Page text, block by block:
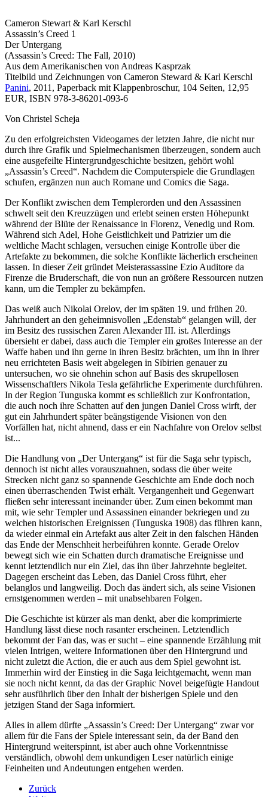
Cameron Stewart & Karl Kerschl
Assassin’s Creed 1
Der Untergang
(Assassin’s Creed: The Fall, 2010)
Aus dem Amerikanischen von Andreas Kasprzak
Titelbild und Zeichnungen von Cameron Steward & Karl Kerschl
Panini, 2011, Paperback mit Klappenbroschur, 104 Seiten, 12,95
EUR, ISBN 978-3-86201-093-6
Von Christel Scheja
Zu den erfolgreichsten Videogames der letzten Jahre, die nicht nur
durch ihre Grafik und Spielmechanismen überzeugen, sondern auch
eine ausgefeilte Hintergrundgeschichte besitzen, gehört wohl
„Assassin’s Creed“. Nachdem die Computerspiele die Grundlagen
schufen, ergänzen nun auch Romane und Comics die Saga.
Der Konflikt zwischen dem Templerorden und den Assassinen
schwelt seit den Kreuzzügen und erlebt seinen ersten Höhepunkt
während der Blüte der Renaissance in Florenz, Venedig und Rom.
Während sich Adel, Hohe Geistlichkeit und Patrizier um die
weltliche Macht schlagen, versuchen einige Kontrolle über die
Artefakte zu bekommen, die solche Konflikte lächerlich erscheinen
lassen. In dieser Zeit gründet Meisterassassine Ezio Auditore da
Firenze die Bruderschaft, die von nun an größere Ressourcen nutzen
kann, um die Templer zu bekämpfen.
Das weiß auch Nikolai Orelov, der im späten 19. und frühen 20.
Jahrhundert an den geheimnisvollen „Edenstab“ gelangen will, der
im Besitz des russischen Zaren Alexander III. ist. Allerdings
übersieht er dabei, dass auch die Templer ein großes Interesse an der
Waffe haben und ihn gerne in ihren Besitz brächten, um ihn in ihrer
neu errichteten Basis weit abgelegen in Sibirien genauer zu
untersuchen, wo sie ohnehin schon auf Basis des skrupellosen
Wissenschaftlers Nikola Tesla gefährliche Experimente durchführen.
In der Region Tunguska kommt es schließlich zur Konfrontation,
die auch noch ihre Schatten auf den jungen Daniel Cross wirft, der
gut ein Jahrhundert später beängstigende Visionen von den
Vorfällen hat, nicht ahnend, dass er ein Nachfahre von Orelov selbst
ist...
Die Handlung von „Der Untergang“ ist für die Saga sehr typisch,
dennoch ist nicht alles vorauszuahnen, sodass die über weite
Strecken nicht ganz so spannende Geschichte am Ende doch noch
einen überraschenden Twist erhält. Vergangenheit und Gegenwart
fließen sehr interessant ineinander über. Zum einen bekommt man
mit, wie sehr Templer und Assassinen einander bekriegen und zu
welchen historischen Ereignissen (Tunguska 1908) das führen kann,
da wieder einmal ein Artefakt aus alter Zeit in den falschen Händen
das Ende der Menschheit herbeiführen konnte. Gerade Orelov
bewegt sich wie ein Schatten durch dramatische Ereignisse und
kennt letztendlich nur ein Ziel, das ihn über Jahrzehnte begleitet.
Dagegen erscheint das Leben, das Daniel Cross führt, eher
belanglos und langweilig. Doch das ändert sich, als seine Visionen
ernstgenommen werden – mit unabsehbaren Folgen.
Die Geschichte ist kürzer als man denkt, aber die komprimierte
Handlung lässt diese noch rasanter erscheinen. Letztendlich
bekommt der Fan das, was er sucht – eine spannende Erzählung mit
vielen Intrigen, weitere Informationen über den Hintergrund und
nicht zuletzt die Action, die er auch aus dem Spiel gewohnt ist.
Immerhin wird der Einstieg in die Saga leichtgemacht, wenn man
sie noch nicht kennt, da das der Graphic Novel beigefügte Handout
sehr ausführlich über den Inhalt der bisherigen Spiele und den
jetzigen Stand der Saga informiert.
Alles in allem dürfte „Assassin’s Creed: Der Untergang“ zwar vor
allem für die Fans der Spiele interessant sein, da der Band den
Hintergrund weiterspinnt, ist aber auch ohne Vorkenntnisse
verständlich, obwohl dem unkundigen Leser natürlich einige
Feinheiten und Andeutungen entgehen werden.
Zurück